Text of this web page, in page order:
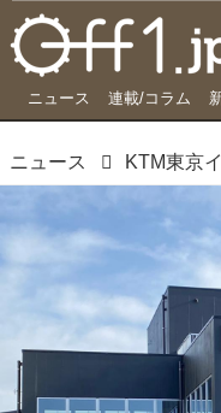
ニュース 連載/コラム
ニュース